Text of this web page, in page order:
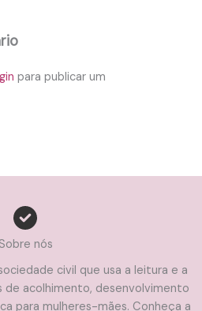
para publicar um
Sobre nós
civil que usa a leitura e a
acolhimento, desenvolvimento
para mulheres-mães. Conheça a